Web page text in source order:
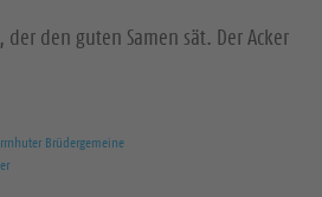
der den guten Samen sät. Der Acker
Brüdergemeine